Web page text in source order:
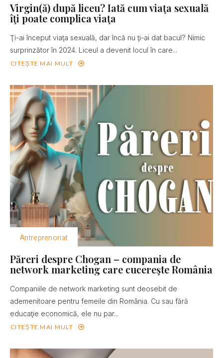
Virgin(ă) după liceu? Iată cum viaţa sexuală
îţi poate complica viaţa
Ţi-ai început viaţa sexuală, dar încă nu ţi-ai dat bacul? Nimic
surprinzător în 2024. Liceul a devenit locul în care...
CITEȘTE MAI MULT
Antreprenoriat
Păreri despre Chogan – compania de
network marketing care cucereşte România
Companiile de network marketing sunt deosebit de
ademenitoare pentru femeile din România. Cu sau fără
educaţie economică, ele nu par...
CITEȘTE MAI MULT